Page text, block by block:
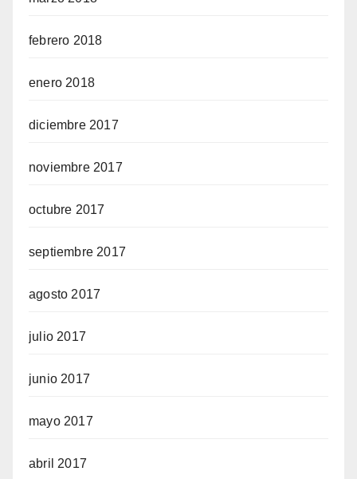
febrero 2018
enero 2018
diciembre 2017
noviembre 2017
octubre 2017
septiembre 2017
agosto 2017
julio 2017
junio 2017
mayo 2017
abril 2017